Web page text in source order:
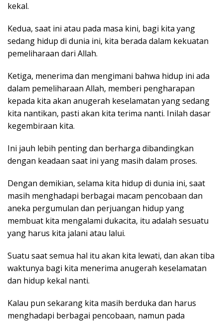
kekal.
Kedua, saat ini atau pada masa kini, bagi kita yang
sedang hidup di dunia ini, kita berada dalam kekuatan
pemeliharaan dari Allah.
Ketiga, menerima dan mengimani bahwa hidup ini ada
dalam pemeliharaan Allah, memberi pengharapan
kepada kita akan anugerah keselamatan yang sedang
kita nantikan, pasti akan kita terima nanti. Inilah dasar
kegembiraan kita.
Ini jauh lebih penting dan berharga dibandingkan
dengan keadaan saat ini yang masih dalam proses.
Dengan demikian, selama kita hidup di dunia ini, saat
masih menghadapi berbagai macam pencobaan dan
aneka pergumulan dan perjuangan hidup yang
membuat kita mengalami dukacita, itu adalah sesuatu
yang harus kita jalani atau lalui.
Suatu saat semua hal itu akan kita lewati, dan akan tiba
waktunya bagi kita menerima anugerah keselamatan
dan hidup kekal nanti.
Kalau pun sekarang kita masih berduka dan harus
menghadapi berbagai pencobaan, namun pada